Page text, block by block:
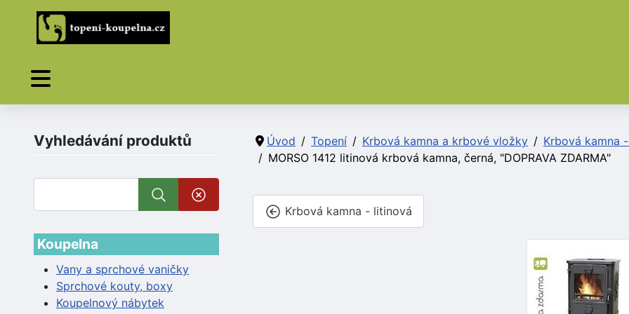
Vyhledávání produktů
Koupelna
Vany a sprchové vaničky
Sprchové kouty, boxy
Koupelnový nábytek
Úvod Topení Krbová kamna a krbové vložky
Krbová kamna
MORSO 1412 litinová krbová kamna, černá, "DOPRAVA ZDARMA"
Krbová kamna - litinová